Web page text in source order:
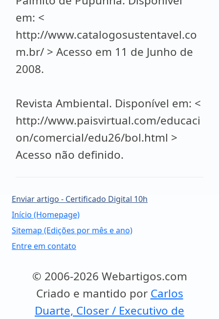
em: <
http://www.catalogosustentavel.co
m.br/ > Acesso em 11 de Junho de
2008.
Revista Ambiental. Disponível em: <
http://www.paisvirtual.com/educaci
on/comercial/edu26/bol.html >
Acesso não definido.
Enviar artigo - Certificado Digital 10h
Início (Homepage)
Sitemap (Edições por mês e ano)
Entre em contato
© 2006-2026 Webartigos.com
Criado e mantido por Carlos
Duarte, Closer / Executivo de